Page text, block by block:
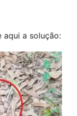
aqui a solução: